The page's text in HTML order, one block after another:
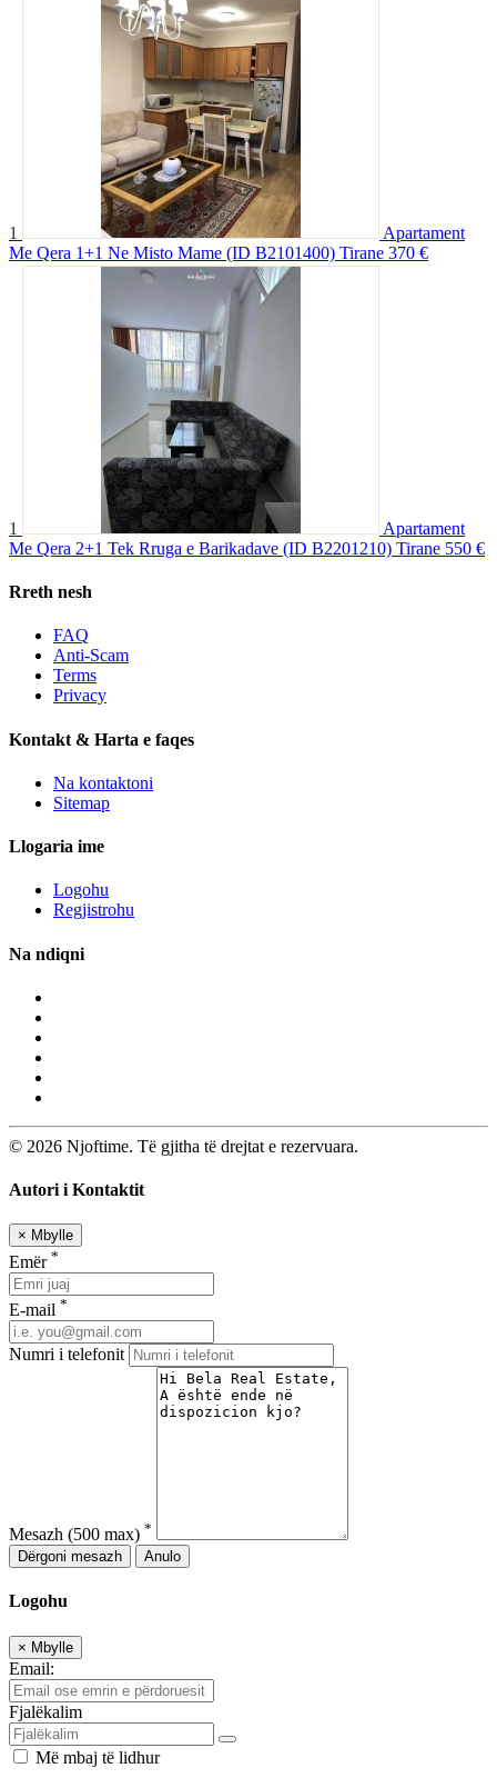
1
Apartament
Me Qera 1+1 Ne Misto Mame (ID B2101400) Tirane 370 €
1
Apartament
Me Qera 2+1 Tek Rruga e Barikadave (ID B2201210) Tirane 550 €
Rreth nesh
FAQ
Anti-Scam
Terms
Privacy
Kontakt & Harta e faqes
Na kontaktoni
Sitemap
Llogaria ime
Logohu
Regjistrohu
Na ndiqni
© 2026 Njoftime. Të gjitha të drejtat e rezervuara.
Autori i Kontaktit
× Mbylle
Emër *
E-mail *
Numri i telefonit
Mesazh (500 max) *
Dërgoni mesazh
Anulo
Logohu
× Mbylle
Email:
Fjalëkalim
Më mbaj të lidhur